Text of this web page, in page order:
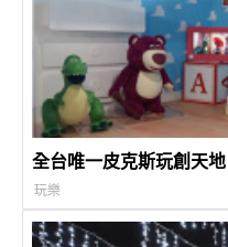
全台唯一皮克斯玩創天
玩樂